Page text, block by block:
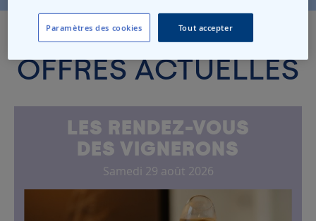
OFFRES ACTUELLES
LES RENDEZ-VOUS
DES VIGNERONS
Samedi 29 août 2026
Paramètres des cookies Tout accepter